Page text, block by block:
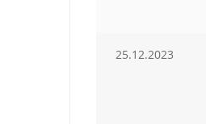
25.12.2023